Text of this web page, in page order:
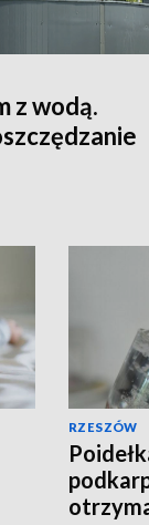
z wodą.
RZESZÓW